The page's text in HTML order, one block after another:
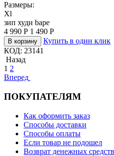
Размеры:
Xl
зип худи bape
4 990 Р 1 490 Р
В корзину
Купить в один клик
КОД: 23141
Назад
1 2
Вперед
ПОКУПАТЕЛЯМ
Как оформить заказ
Способы доставки
Способы оплаты
Если товар не подошел
Возврат денежных средств